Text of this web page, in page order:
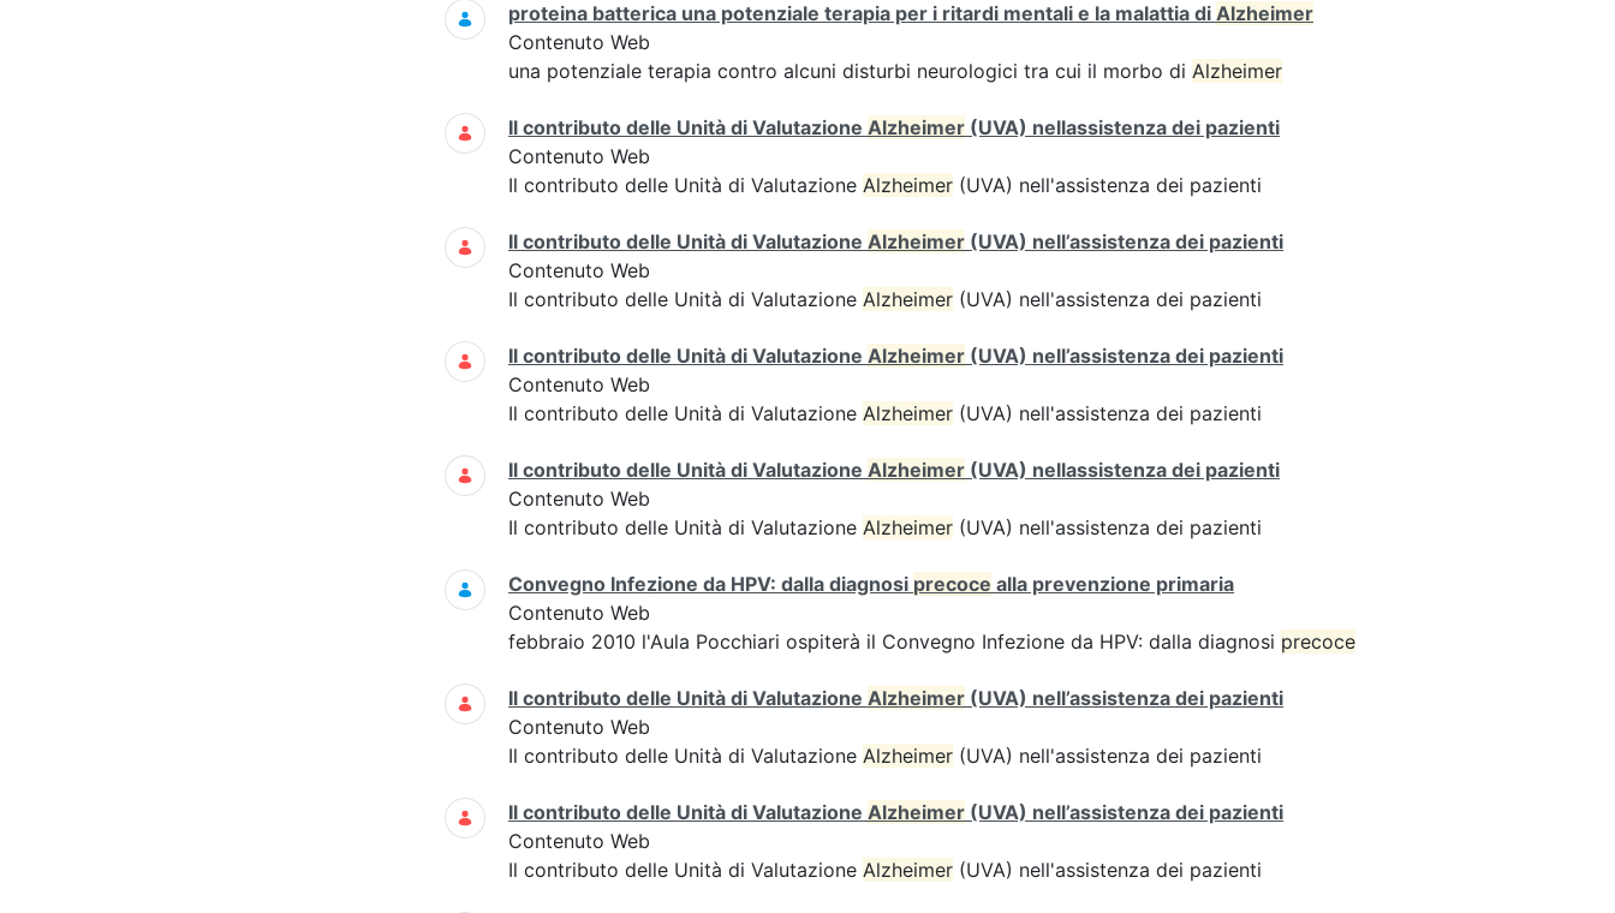
proteina batterica una potenziale terapia per i ritardi mentali e la malattia di Alzheimer
Contenuto Web
una potenziale terapia contro alcuni disturbi neurologici tra cui il morbo di Alzheimer
Il contributo delle Unità di Valutazione Alzheimer (UVA) nellassistenza dei pazienti
Contenuto Web
Il contributo delle Unità di Valutazione Alzheimer (UVA) nell'assistenza dei pazienti
Il contributo delle Unità di Valutazione Alzheimer (UVA) nell’assistenza dei pazienti
Contenuto Web
Il contributo delle Unità di Valutazione Alzheimer (UVA) nell'assistenza dei pazienti
Il contributo delle Unità di Valutazione Alzheimer (UVA) nell’assistenza dei pazienti
Contenuto Web
Il contributo delle Unità di Valutazione Alzheimer (UVA) nell'assistenza dei pazienti
Il contributo delle Unità di Valutazione Alzheimer (UVA) nellassistenza dei pazienti
Contenuto Web
Il contributo delle Unità di Valutazione Alzheimer (UVA) nell'assistenza dei pazienti
Convegno Infezione da HPV: dalla diagnosi precoce alla prevenzione primaria
Contenuto Web
febbraio 2010 l'Aula Pocchiari ospiterà il Convegno Infezione da HPV: dalla diagnosi precoce
Il contributo delle Unità di Valutazione Alzheimer (UVA) nell’assistenza dei pazienti
Contenuto Web
Il contributo delle Unità di Valutazione Alzheimer (UVA) nell'assistenza dei pazienti
Il contributo delle Unità di Valutazione Alzheimer (UVA) nell’assistenza dei pazienti
Contenuto Web
Il contributo delle Unità di Valutazione Alzheimer (UVA) nell'assistenza dei pazienti